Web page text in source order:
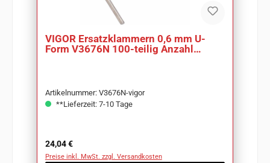
VIGOR Ersatzklammern 0,6 mm U-
Form V3676N 100-teilig Anzahl
Artikelnummer: V3676N-vigor
**Lieferzeit: 7-10 Tage
Regulärer Preis:
24,04 €
Preise inkl. MwSt. zzgl. Versandkosten